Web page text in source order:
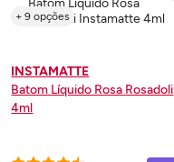
+ 9 opções
INSTAMATTE
Batom Líquido Rosa Rosadoli
4ml